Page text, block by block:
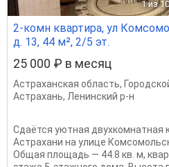
1 из 10
2-комн квартира, ул
д. 13, 44 м², 2/5 эт.
25 000 ₽ в месяц
Астраханская область,
Астрахань, Ленинский р-н
Сдаётся уютная двухкомнатная
Астрахани на улице
Общая площадь — 44.8 кв. м,